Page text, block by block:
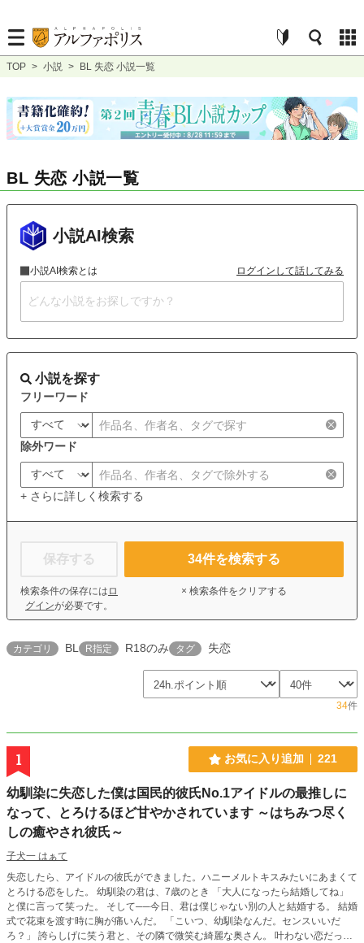
TOP > 小説 > BL 失恋 小説一覧
BL 失恋 小説一覧
小説AI検索
小説AI検索とは ログインして話してみる
小説を探す
フリーワード
除外ワード
+ さらに詳しく検索する
保存する
検索条件の保存には ロ
グインが必要です。
34件を検索する
× 検索条件をクリアする
カテゴリ BL R指定 R18のみ タグ 失恋
34件
1 お気に入り追加 221
幼馴染に失恋した僕は国民的彼氏No.1アイドルの最推しに
なって、とろけるほど甘やかされています ～はちみつ尽く
しの癒やされ彼氏～
子犬一 はぁて
失恋したら、アイドルの彼氏ができました。ハニーメルトキスみたいにあまくて
とろける恋をした。 幼馴染の君は、7歳のとき 「大人になったら結婚してね」
と僕に言って笑った。 そして──今日、君は僕じゃない別の人と結婚する。 結婚
式で花束を渡す時に胸が痛いんだ。 「こいつ、幼馴染なんだ。センスいいだ
ろ？」 誇らしげに笑う君と、その隣で微笑む綺麗な奥さん。 叶わない恋だって